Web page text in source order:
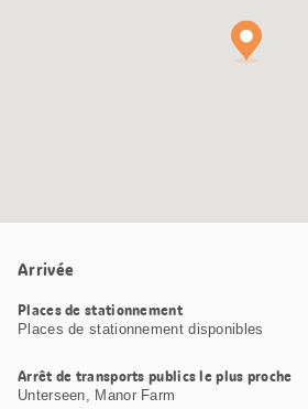
Arrivée
Places de stationnement
Places de stationnement disponibles
Arrêt de transports publics le plus proche
Unterseen, Manor Farm